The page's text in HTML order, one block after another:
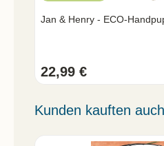
Jan & Henry - ECO-
22,99 €
Kunden kauften auch